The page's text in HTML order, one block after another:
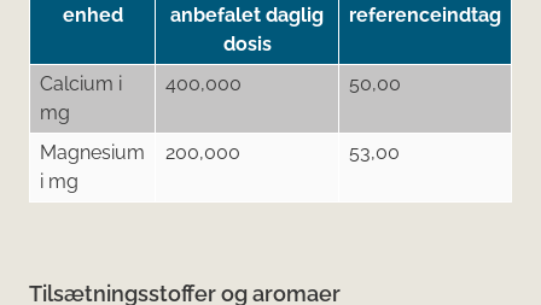
enhed
anbefalet daglig
dosis
referenceindtag
Calcium i
mg
400,000 50,00
Magnesium
i mg
200,000 53,00
Tilsætningsstoffer og aromaer